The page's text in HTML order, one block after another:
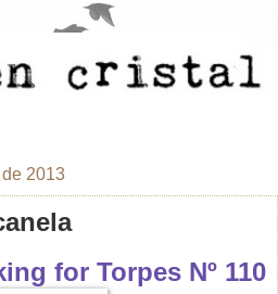
2013
for Torpes Nº 110